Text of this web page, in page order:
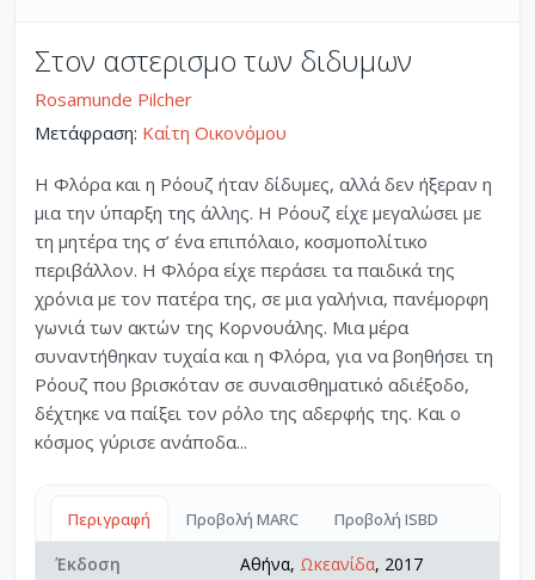
Στον αστερισμο των διδυμων
Rosamunde Pilcher
Μετάφραση: Καίτη Οικονόμου
Η Φλόρα και η Ρόουζ ήταν δίδυμες, αλλά δεν ήξεραν η
μια την ύπαρξη της άλλης. Η Ρόουζ είχε μεγαλώσει με
τη μητέρα της σ’ ένα επιπόλαιο, κοσμοπολίτικο
περιβάλλον. Η Φλόρα είχε περάσει τα παιδικά της
χρόνια με τον πατέρα της, σε μια γαλήνια, πανέμορφη
γωνιά των ακτών της Κορνουάλης. Μια μέρα
συναντήθηκαν τυχαία και η Φλόρα, για να βοηθήσει τη
Ρόουζ που βρισκόταν σε συναισθηματικό αδιέξοδο,
δέχτηκε να παίξει τον ρόλο της αδερφής της. Και ο
κόσμος γύρισε ανάποδα...
Περιγραφή Προβολή MARC Προβολή ISBD
Έκδοση Αθήνα, Ωκεανίδα, 2017